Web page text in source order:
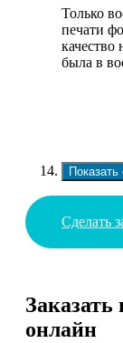
Только
печати
качество
была в
Сделать
Заказать
онлайн